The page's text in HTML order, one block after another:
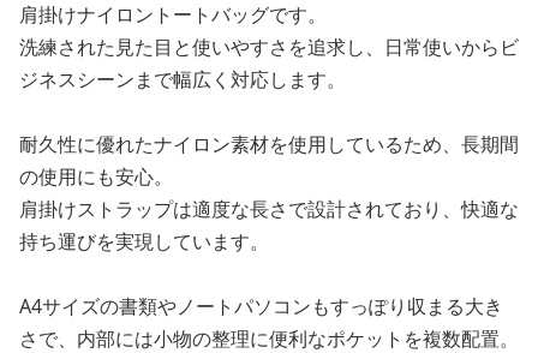
肩掛けナイロントートバッグです。
洗練された見た目と使いやすさを追求し、日常使いからビ
ジネスシーンまで幅広く対応します。
耐久性に優れたナイロン素材を使用しているため、長期間
の使用にも安心。
肩掛けストラップは適度な長さで設計されており、快適な
持ち運びを実現しています。
A4サイズの書類やノートパソコンもすっぽり収まる大き
さで、内部には小物の整理に便利なポケットを複数配置。